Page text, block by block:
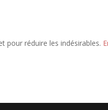
pour réduire les indésirables.